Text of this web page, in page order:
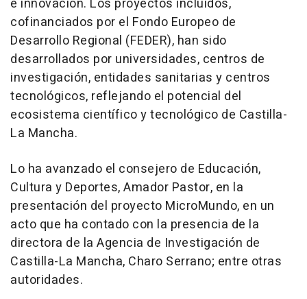
e innovación. Los proyectos incluidos,
cofinanciados por el Fondo Europeo de
Desarrollo Regional (FEDER), han sido
desarrollados por universidades, centros de
investigación, entidades sanitarias y centros
tecnológicos, reflejando el potencial del
ecosistema científico y tecnológico de Castilla-
La Mancha.
Lo ha avanzado el consejero de Educación,
Cultura y Deportes, Amador Pastor, en la
presentación del proyecto MicroMundo, en un
acto que ha contado con la presencia de la
directora de la Agencia de Investigación de
Castilla-La Mancha, Charo Serrano; entre otras
autoridades.